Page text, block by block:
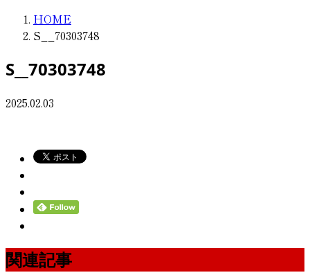
HOME
S__70303748
S__70303748
2025.02.03
関連記事